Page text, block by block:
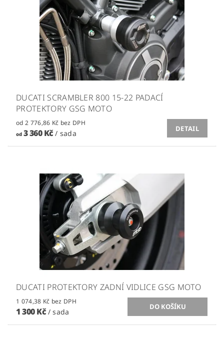
DUCATI SCRAMBLER 800 15-22 PADACÍ
PROTEKTORY GSG MOTO
od 2 776,86 Kč bez DPH
od3 360 Kč/ sada
DETAIL
DUCATI PROTEKTORY ZADNÍ VIDLICE GSG MOTO
1 074,38 Kč bez DPH
1 300 Kč / sada